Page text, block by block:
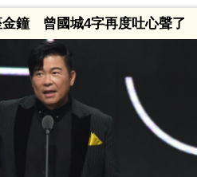
安心亞看到媽媽的簡訊淚線失
不要氣餒，我還是哭了！」
金鐘 曾國城4字再度吐心聲了